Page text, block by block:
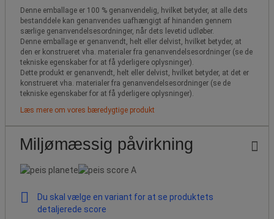
Denne emballage er 100 % genanvendelig, hvilket betyder, at alle dets
bestanddele kan genanvendes uafhængigt af hinanden gennem
særlige genanvendelsesordninger, når dets levetid udløber.
Denne emballage er genanvendt, helt eller delvist, hvilket betyder, at
den er konstrueret vha. materialer fra genanvendelsesordninger (se de
tekniske egenskaber for at få yderligere oplysninger).
Dette produkt er genanvendt, helt eller delvist, hvilket betyder, at det er
konstrueret vha. materialer fra genanvendelsesordninger (se de
tekniske egenskaber for at få yderligere oplysninger).
Læs mere om vores bæredygtige produkt
Miljømæssig påvirkning
Du skal vælge en variant for at se produktets
detaljerede score